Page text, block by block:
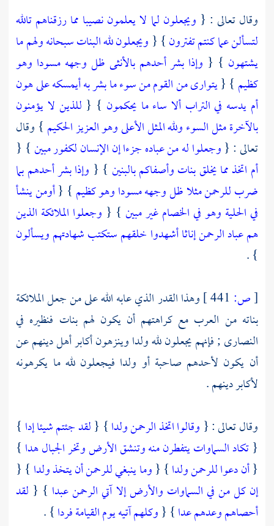
وقال تعالى : { ويجعلون لما لا يعلمون نصيبا مما رزقناهم تالله
لتسألن عما كنتم تفترون} { ويجعلون لله البنات سبحانه ولهم ما
يشتهون } { وإذا بشر أحدهم بالأنثى ظل وجهه مسودا وهو
كظيم } {يتوارى من القوم من سوء ما بشر به أيمسكه على هون
أم يدسه في التراب ألا ساء ما يحكمون } { للذين لا يؤمنون
بالآخرة مثل السوء ولله المثل الأعلى وهو العزيز الحكيم } وقال
تعالى : {وجعلوا له من عباده جزءا إن الإنسان لكفور مبين} {
أم اتخذ مما يخلق بنات وأصفاكم بالبنين } { وإذا بشر أحدهم بما
ضرب للرحمن مثلا ظل وجهه مسودا وهو كظيم } {أومن ينشأ
في الحلية وهو في الخصام غير مبين } { وجعلوا الملائكة الذين
هم عباد الرحمن إناثا أشهدوا خلقهم ستكتب شهادتهم ويسألون
} .
[ص:
وهذا القدر الذي عابه الله على من جعل الملائكة
بناته من العرب مع كراهتهم أن يكون لهم بنات فنظيره في
النصارى; فإنهم يجعلون لله ولدا وينزهون أكابر أهل دينهم عن
أن يكون لأحدهم صاحبة أو ولدا فيجعلون لله ما يكرهونه
لأكابر دينهم .
وقال تعالى : { وقالوا اتخذ الرحمن ولدا} {لقد جئتم شيئا إدا }
{تكاد السماوات يتفطرن منه وتنشق الأرض وتخر الجبال هدا }
{أن دعوا للرحمن ولدا} {وما ينبغي للرحمن أن يتخذ ولدا } {
إن كل من في السماوات والأرض إلا آتي الرحمن عبدا } { لقد
أحصاهم وعدهم عدا} {وكلهم آتيه يوم القيامة فردا} .